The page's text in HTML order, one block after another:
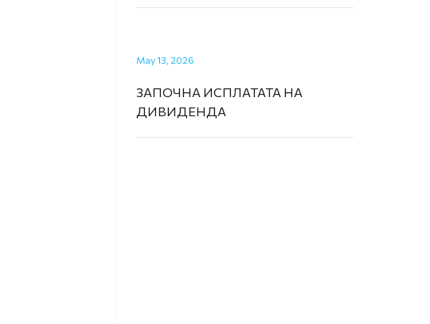
May 13, 2026
ЗАПОЧНА ИСПЛАТАТА НА
ДИВИДЕНДА